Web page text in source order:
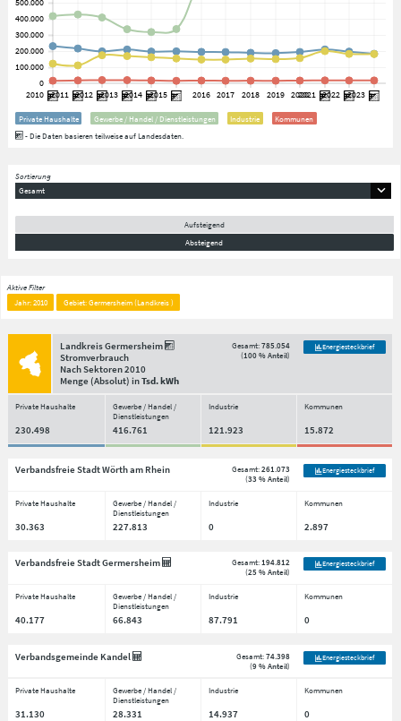
Private Haushalte Gewerbe / Handel / Dienstleistungen Industrie
Kommunen
- Die Daten basieren teilweise auf Landesdaten.
Sortierung
Gesamt
Aufsteigend
Absteigend
Aktive Filter
Jahr: 2010
Gebiet: Germersheim (Landkreis )
Landkreis Germersheim
Stromverbrauch
Nach Sektoren2010
Menge(Absolut) inTsd. kWh
Gesamt:785.054
(100 % Anteil)
Energiesteckbrief
Private Haushalte
Gewerbe / Handel /
Dienstleistungen
Industrie Kommunen
230.498 416.761 121.923 15.872
Verbandsfreie Stadt Wörth am Rhein Gesamt:261.073
(33 % Anteil)
Energiesteckbrief
Private Haushalte
Gewerbe / Handel /
Dienstleistungen
Industrie Kommunen
30.363 227.813 0 2.897
Verbandsfreie Stadt Germersheim Gesamt:194.812
(25 % Anteil)
Energiesteckbrief
Private Haushalte
Gewerbe / Handel /
Dienstleistungen
Industrie Kommunen
40.177 66.843 87.791 0
Verbandsgemeinde Kandel Gesamt:74.398
(9 % Anteil)
Energiesteckbrief
Private Haushalte
Gewerbe / Handel /
Dienstleistungen
Industrie Kommunen
31.130 28.331 14.937 0